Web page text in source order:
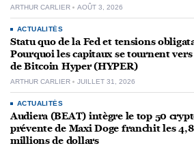
ARTHUR CARLIER AOÛT 3, 2026
ACTUALITÉS
Statu quo de la Fed et tensions
Pourquoi les capitaux se tournent
de Bitcoin Hyper (HYPER)
ARTHUR CARLIER JUILLET 31, 2026
ACTUALITÉS
Audiera (BEAT) intègre le top 50
prévente de Maxi Doge franchit les 4,8
millions de dollars